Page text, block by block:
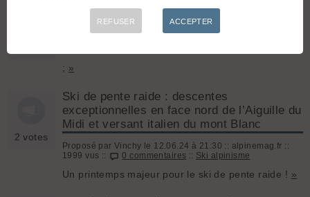
Avalanche au dôme des écrins 15 impliqués
; »
2 votes
Ski de pente raide : descentes
exceptionnelles en face nord de l’Aiguille du
Midi et versant italien du mont Blanc
Proposé par Vinchy le 12.06.24 à 21:30 :: alpinemag.fr ::
1999 vus ::
0 commentaires :: Ski alpinisme
Un printemps majeur pour le ski de pente raide ! »
REFUSER ACCEPTER